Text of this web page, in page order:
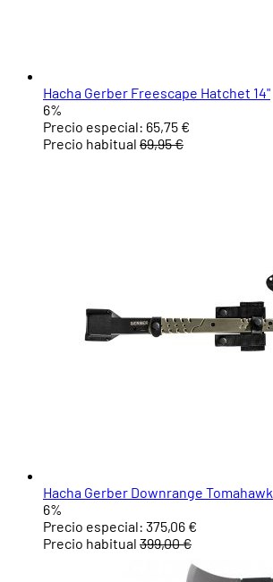
Hacha Gerber Freescape Hatchet 14"
6%
Precio especial: 65,75 €
Precio habitual 69,95 €
Hacha Gerber Downrange Tomahawk
6%
Precio especial: 375,06 €
Precio habitual 399,00 €